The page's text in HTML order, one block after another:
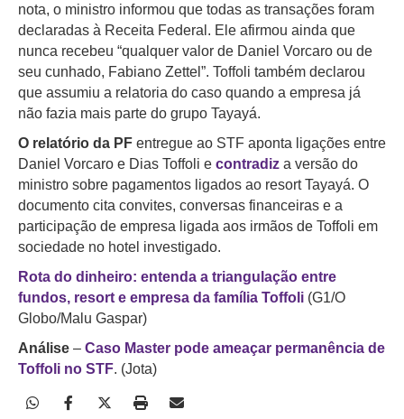
nota, o ministro informou que todas as transações foram
declaradas à Receita Federal. Ele afirmou ainda que
nunca recebeu “qualquer valor de Daniel Vorcaro ou de
seu cunhado, Fabiano Zettel”. Toffoli também declarou
que assumiu a relatoria do caso quando a empresa já
não fazia mais parte do grupo Tayayá.
O relatório da PF entregue ao STF aponta ligações entre
Daniel Vorcaro e Dias Toffoli e contradiz a versão do
ministro sobre pagamentos ligados ao resort Tayayá. O
documento cita convites, conversas financeiras e a
participação de empresa ligada aos irmãos de Toffoli em
sociedade no hotel investigado.
Rota do dinheiro: entenda a triangulação entre
fundos, resort e empresa da família Toffoli (G1/O
Globo/Malu Gaspar)
Análise – Caso Master pode ameaçar permanência de
Toffoli no STF. (Jota)